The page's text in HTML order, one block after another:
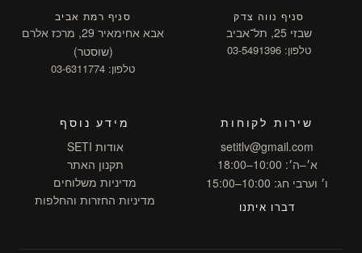
סניף נווה צדק
שבזי 25, תל־אביב
טלפון: 03-5491396
סניף רמת אביב
אבא אחימאיר 29, מרכז אלרם
(שוסטר)
טלפון: 03-6311774
שירות לקוחות
setitlv@gmail.com
א׳–ה׳: 10:00–18:00
ו׳ וערבי חג: 10:00–15:00
דברו איתנו
מידע נוסף
אודות SETI
תקנון האתר
מדיניות משלוחים
מדיניות החזרות והחלפות